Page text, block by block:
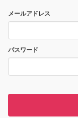
メールアドレス
パスワード